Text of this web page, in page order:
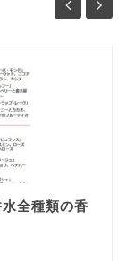
全種類の香